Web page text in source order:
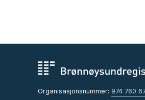
Organisasjonsnummer: 974 760